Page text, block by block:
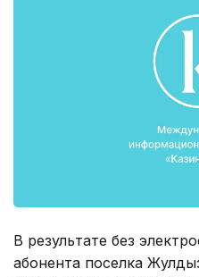
В результате без
абонента поселка